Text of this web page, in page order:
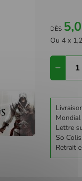
DÈS
Ou 4 x
Lettre
So
Retrait